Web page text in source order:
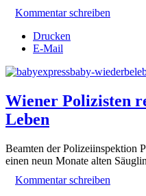
Kommentar schreiben
Drucken
E-Mail
Wiener Polizisten
Leben
Beamten der Polizeiinspektion
einen neun Monate alten
Kommentar schreiben